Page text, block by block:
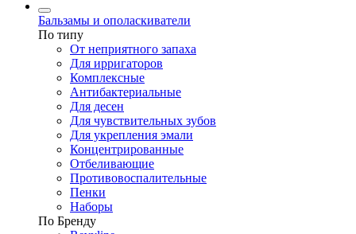
Бальзамы и ополаскиватели
По типу
От неприятного запаха
Для ирригаторов
Комплексные
Антибактериальные
Для десен
Для чувствительных зубов
Для укрепления эмали
Концентрированные
Отбеливающие
Противовоспалительные
Пенки
Наборы
По Бренду